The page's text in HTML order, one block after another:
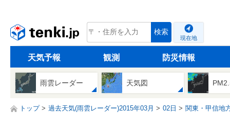
tenki.jp 検索
現在地
天気予報 観測 防災情報
雨雲レーダー 天気図
トップ 過去天気(雨雲レーダー)2015年03月 02日 関東・甲信地